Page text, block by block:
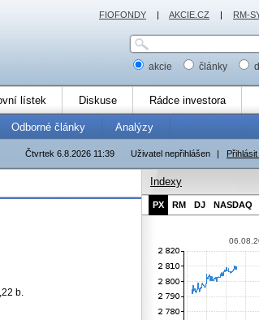
akcie články
lístek Diskuse Rádce investora
Odborné články Analýzy
Uživatel nepřihlášen |
Čtvrtek 6.8.2026 11:39
b.
Indexy
PX RM DJ NASDAQ
FIOFONDY | AKCIE.CZ | RM-